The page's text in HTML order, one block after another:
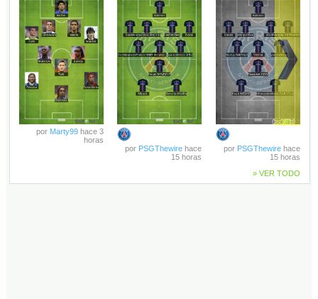
por Marty99hace 3
horas
por PSGThewire hace
15 horas
por PSGThewire hace
15 horas
» VER TODO